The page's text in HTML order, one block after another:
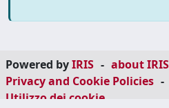
Powered byIRIS - about IRIS
Privacy and Cookie Policies -
Utilizzo dei cookie